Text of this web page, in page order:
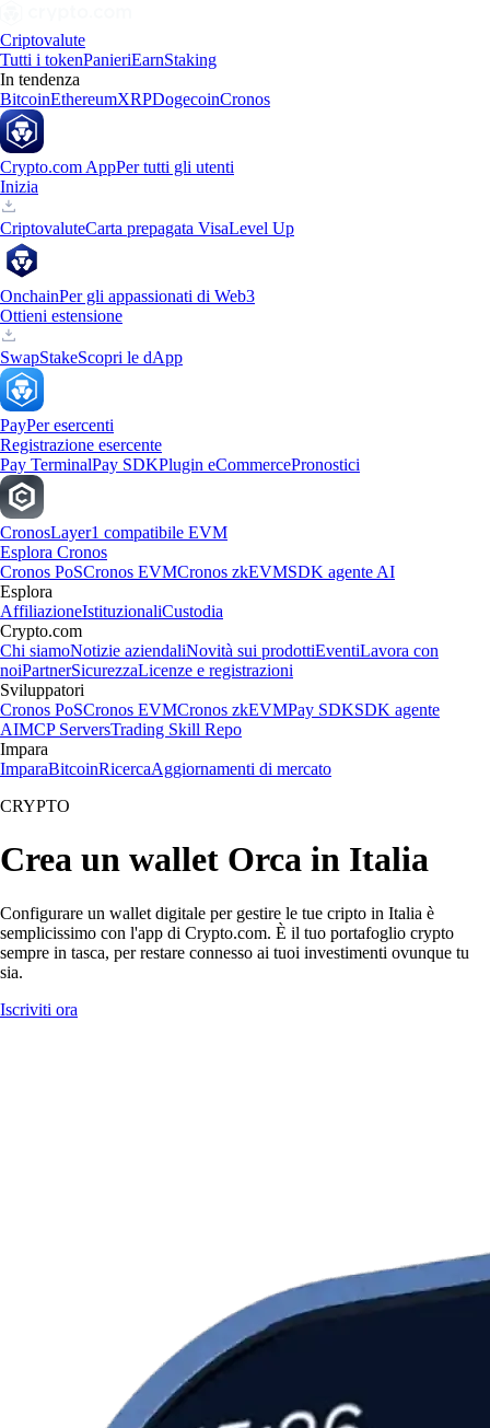
Criptovalute
Tutti i tokenPanieriEarnStaking
In tendenza
BitcoinEthereumXRPDogecoinCronos
Crypto.com AppPer tutti gli utenti
Inizia
CriptovaluteCarta prepagata VisaLevel Up
OnchainPer gli appassionati di Web3
Ottieni estensione
SwapStakeScopri le dApp
PayPer esercenti
Registrazione esercente
Pay TerminalPay SDKPlugin eCommercePronostici
CronosLayer1 compatibile EVM
Esplora Cronos
Cronos PoSCronos EVMCronos zkEVMSDK agente AI
Esplora
AffiliazioneIstituzionaliCustodia
Crypto.com
Chi siamoNotizie aziendaliNovità sui prodottiEventiLavora con
noiPartnerSicurezzaLicenze e registrazioni
Sviluppatori
Cronos PoSCronos EVMCronos zkEVMPay SDKSDK agente
AIMCP ServersTrading Skill Repo
Impara
ImparaBitcoinRicercaAggiornamenti di mercato
CRYPTO
Crea un wallet Orca in Italia
Configurare un wallet digitale per gestire le tue cripto in Italia è
semplicissimo con l'app di Crypto.com. È il tuo portafoglio crypto
sempre in tasca, per restare connesso ai tuoi investimenti ovunque tu
sia.
Iscriviti ora